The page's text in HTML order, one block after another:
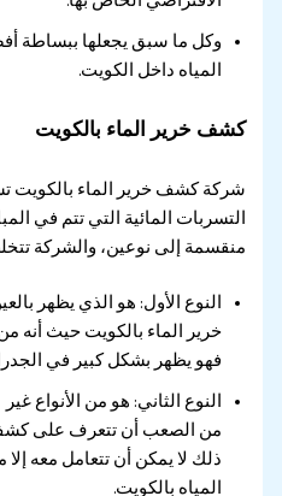
وكل ما سبق يجعلها
المياه داخل الكويت.
كشف خرير الماء بالكويت
شركة كشف خرير الماء بالكويت
التسربات المائية التي تتم في
منقسمة إلى نوعين، والشركة
النوع الأول: هو الذي يظهر
خرير الماء بالكويت حيث أنه
فهو يظهر بشكل كبير في
النوع الثاني: هو من الأنواع
من الصعب أن تتعرف على كشف
ذلك لا يمكن أن تتعامل معه
المياه بالكويت.